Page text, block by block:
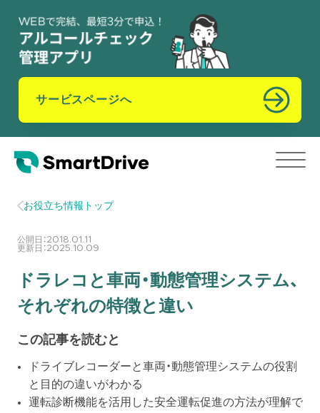
サービスページへ
お役立ち情報トップ
公開日：2018.01.11
更新日：2025.10.09
ドラレコと車両・動態管理システム、
それぞれの特徴と違い
この記事を読むと
ドライブレコーダーと車両・動態管理システムの役割
と目的の違いがわかる
運転診断機能を活用した安全運転促進の方法が理解で